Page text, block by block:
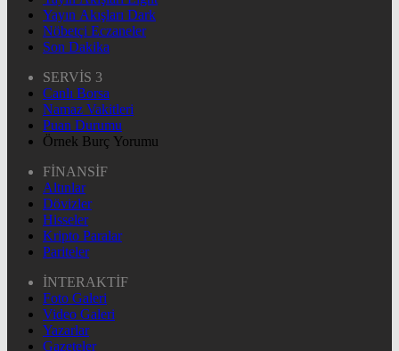
Yayın Akışları Dark
Nöbetçi Eczaneler
Son Dakika
SERVİS 3
Canlı Borsa
Namaz Vakitleri
Puan Durumu
Örnek Burç Yorumu
FİNANSİF
Altınlar
Dövizler
Hisseler
Kripto Paralar
Pariteler
İNTERAKTİF
Foto Galeri
Video Galeri
Yazarlar
Gazeteler